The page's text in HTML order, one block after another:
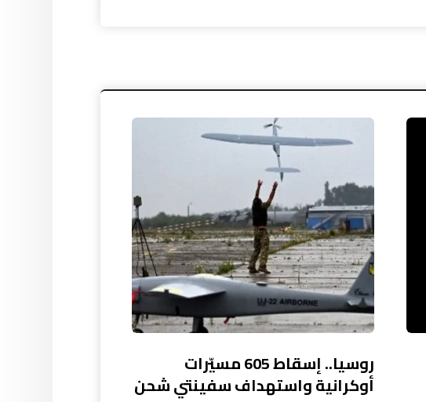
روسيا.. إسقاط 605 مسيّرات
أوكرانية واستهداف سفينتي شحن